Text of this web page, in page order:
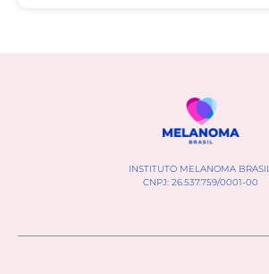
INSTITUTO MELANOMA BRASIL
CNPJ: 26.537.759/0001-00